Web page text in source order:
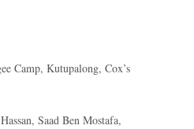
Camp, Kutupalong, Cox’s
Saad Ben Mostafa,